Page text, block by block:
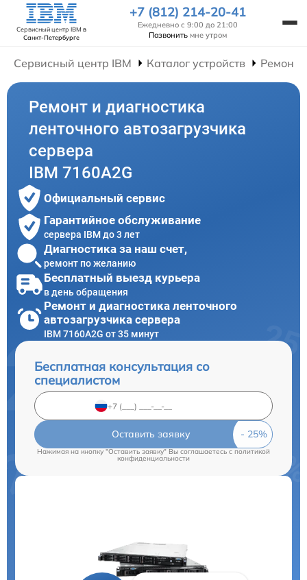
Сервисный центр IBM в
Санкт-Петербурге
+7 (812) 214-20-41
Ежедневно с 9:00 до 21:00
Позвонить мне утром
Сервисный центр IBM Каталог устройств Ремонт
Ремонт и диагностика
ленточного автозагрузчика
сервера
IBM 7160A2G
Официальный сервис
Гарантийное обслуживание
сервера IBM до 3 лет
Диагностика за наш счет,
ремонт по желанию
Бесплатный выезд курьера
в день обращения
Ремонт и диагностика ленточного
автозагрузчика сервера
IBM 7160A2G от 35 минут
Бесплатная консультация со
специалистом
Оставить заявку
Нажимая на кнопку "Оставить заявку" Вы соглашаетесь c политикой
конфиденциальности